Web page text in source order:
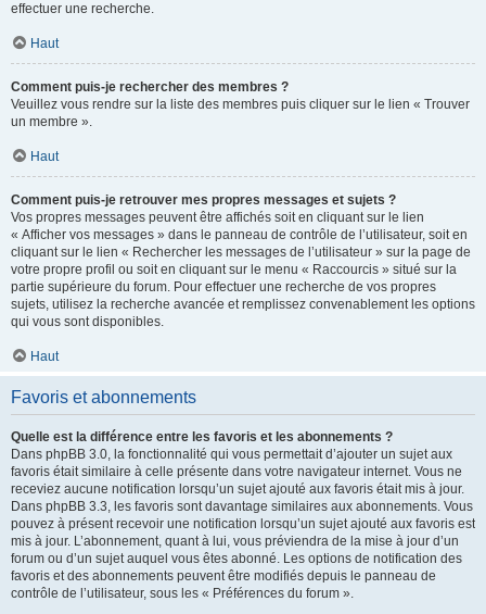
effectuer une recherche.
Haut
Comment puis-je rechercher des membres ?
Veuillez vous rendre sur la liste des membres puis cliquer sur le lien « Trouver
un membre ».
Haut
Comment puis-je retrouver mes propres messages et sujets ?
Vos propres messages peuvent être affichés soit en cliquant sur le lien
« Afficher vos messages » dans le panneau de contrôle de l’utilisateur, soit en
cliquant sur le lien « Rechercher les messages de l’utilisateur » sur la page de
votre propre profil ou soit en cliquant sur le menu « Raccourcis » situé sur la
partie supérieure du forum. Pour effectuer une recherche de vos propres
sujets, utilisez la recherche avancée et remplissez convenablement les options
qui vous sont disponibles.
Haut
Favoris et abonnements
Quelle est la différence entre les favoris et les abonnements ?
Dans phpBB 3.0, la fonctionnalité qui vous permettait d’ajouter un sujet aux
favoris était similaire à celle présente dans votre navigateur internet. Vous ne
receviez aucune notification lorsqu’un sujet ajouté aux favoris était mis à jour.
Dans phpBB 3.3, les favoris sont davantage similaires aux abonnements. Vous
pouvez à présent recevoir une notification lorsqu’un sujet ajouté aux favoris est
mis à jour. L’abonnement, quant à lui, vous préviendra de la mise à jour d’un
forum ou d’un sujet auquel vous êtes abonné. Les options de notification des
favoris et des abonnements peuvent être modifiés depuis le panneau de
contrôle de l’utilisateur, sous les « Préférences du forum ».